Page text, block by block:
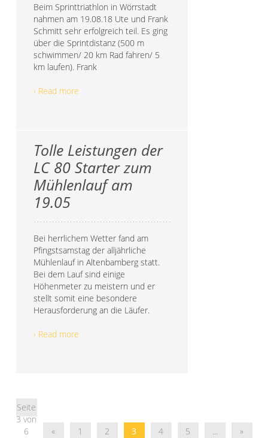
Beim Sprinttriathlon in Wörrstadt
nahmen am 19.08.18 Ute und Frank
Schmitt sehr erfolgreich teil. Es ging
über die Sprintdistanz (500 m
schwimmen/ 20 km Rad fahren/ 5
km laufen). Frank
› Read more
Tolle Leistungen der
LC 80 Starter zum
Mühlenlauf am
19.05
Bei herrlichem Wetter fand am
Pfingstsamstag der alljährliche
Mühlenlauf in Altenbamberg statt.
Bei dem Lauf sind einige
Höhenmeter zu meistern und er
stellt somit eine besondere
Herausforderung an die Läufer.
› Read more
Seite
3 von
6
« 1 2 3 4 5 ... »